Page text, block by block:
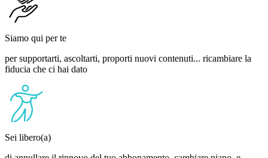
Siamo qui per te
per supportarti, ascoltarti, proporti nuovi contenuti... ricambiare la
fiducia che ci hai dato
Sei libero(a)